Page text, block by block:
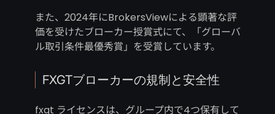
また、2024年にBrokersViewによる顕著な評
価を受けたブローカー授賞式にて、「グローバ
ル取引条件最優秀賞」を受賞しています。
FXGTブローカーの規制と安全性
fxgt ライセンスは、グループ内で4つ保有して